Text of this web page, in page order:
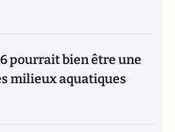
pourrait bien être une
milieux aquatiques